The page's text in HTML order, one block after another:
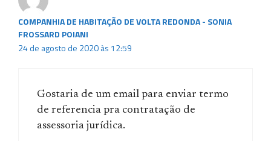
COMPANHIA DE HABITAÇÃO DE VOLTA REDONDA - SONIA
FROSSARD POIANI
24 de agosto de 2020 às 12:59
Gostaria de um email para enviar termo
de referencia pra contratação de
assessoria jurídica.